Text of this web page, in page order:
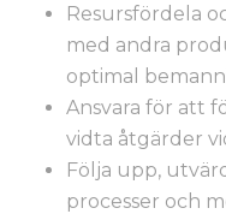
Resursfördela
med andra
optimal
Ansvara för att
vidta åtgärder
Följa upp,
processer och